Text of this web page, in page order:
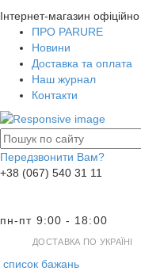
Інтернет-магазин
ПРО PARURE
Новини
Доставка та оплата
Наш журнал
Контакти
Передзвонити Вам?
+38 (067) 540 31 11
пн-пт 9:00 - 18:00
ДОСТАВКА ПО УКРАЇНІ
список бажань